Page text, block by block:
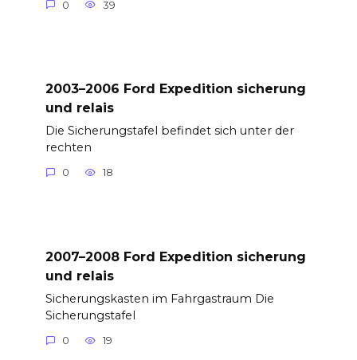
0 39
2003–2006 Ford Expedition sicherung
und relais
Die Sicherungstafel befindet sich unter der
rechten
0 18
2007–2008 Ford Expedition sicherung
und relais
Sicherungskasten im Fahrgastraum Die
Sicherungstafel
0 19